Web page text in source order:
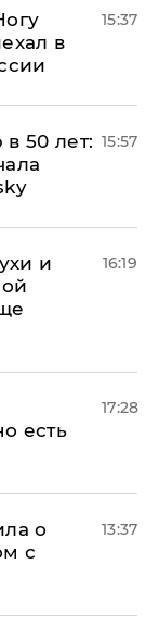
в
15:37
50 лет: 15:57
и
16:19
есть
17:28
о
с
13:37